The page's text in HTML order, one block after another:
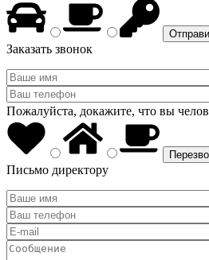
Заказать звонок
Пожалуйста, докажите, что вы
Письмо директору